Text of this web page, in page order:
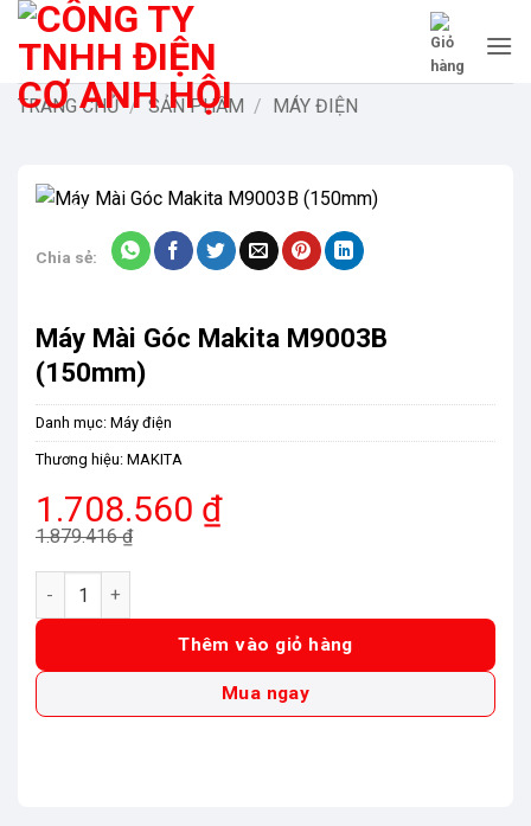
Bỏ
qua
dungTRANG CHỦ / SẢN PHẨM / MÁY ĐIỆN
-9%
Chia sẻ:
Máy Mài Góc Makita M9003B
(150mm)
Danh mục: Máy điện
Thương hiệu: MAKITA
1.879.416₫
Giá
gốc
là:
1.879.416 ₫.
1.708.560 ₫
Giá
hiện
tại
là:
1.708.560 ₫.
Máy Mài Góc Makita M9003B (150mm) số lượng
Thêm vào giỏ hàng
Mua ngay